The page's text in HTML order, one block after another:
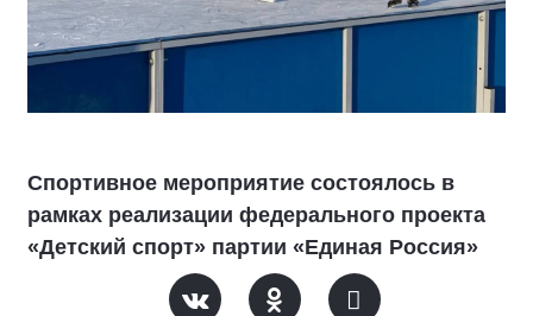
Спортивное мероприятие состоялось в
рамках реализации федерального проекта
«Детский спорт» партии «Единая Россия»